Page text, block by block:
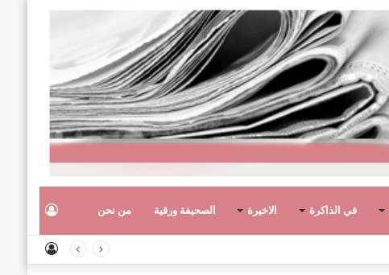
في الذاكرة الاخيرة الصحيفة ورقية من نحن